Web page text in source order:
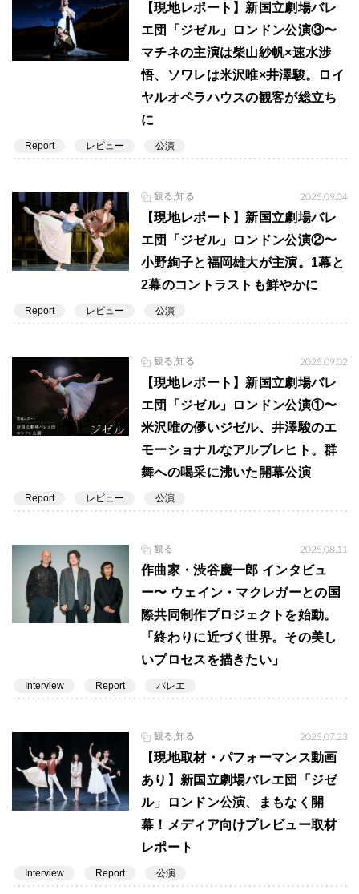
【現地レポート】新国立劇場バレ
エ団「ジゼル」ロンドン公演③〜
マチネの主演は柴山紗帆×速水渉
悟、ソワレは米沢唯×井澤駿。ロイ
ヤルオペラハウスの観客が総立ち
に
Report レビュー 公演
観る,知る 2025.09.04
【現地レポート】新国立劇場バレ
エ団「ジゼル」ロンドン公演②〜
小野絢子と福岡雄大が主演。1幕と
2幕のコントラストも鮮やかに
Report レビュー 公演
観る,知る 2025.09.02
【現地レポート】新国立劇場バレ
エ団「ジゼル」ロンドン公演①〜
米沢唯の儚いジゼル、井澤駿のエ
モーショナルなアルブレヒト。群
舞への喝采に沸いた開幕公演
Report レビュー 公演
観る 2025.08.11
作曲家・渋谷慶一郎 インタビュ
ー〜 ウェイン・マクレガーとの国
際共同制作プロジェクトを始動。
「終わりに近づく世界。その美し
いプロセスを描きたい」
Interview Report バレエ
観る,知る 2025.07.23
【現地取材・パフォーマンス動画
あり】新国立劇場バレエ団「ジゼ
ル」ロンドン公演、まもなく開
幕！メディア向けプレビュー取材
レポート
Interview Report 公演